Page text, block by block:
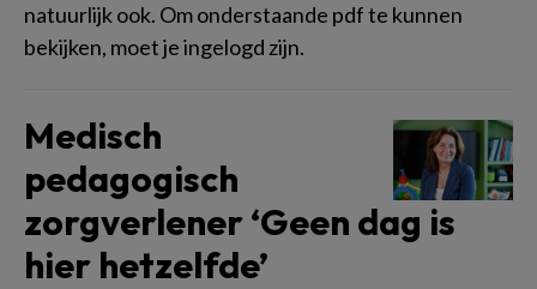
natuurlijk ook. Om onderstaande pdf te kunnen
bekijken, moet je ingelogd zijn.
Medisch
pedagogisch
zorgverlener ‘Geen dag is
hier hetzelfde’